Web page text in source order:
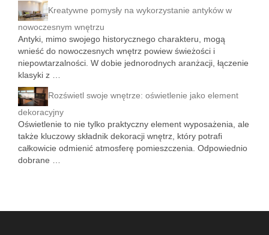
Kreatywne pomysły na wykorzystanie antyków w
nowoczesnym wnętrzu
Antyki, mimo swojego historycznego charakteru, mogą
wnieść do nowoczesnych wnętrz powiew świeżości i
niepowtarzalności. W dobie jednorodnych aranżacji, łączenie
klasyki z …
Rozświetl swoje wnętrze: oświetlenie jako element
dekoracyjny
Oświetlenie to nie tylko praktyczny element wyposażenia, ale
także kluczowy składnik dekoracji wnętrz, który potrafi
całkowicie odmienić atmosferę pomieszczenia. Odpowiednio
dobrane …